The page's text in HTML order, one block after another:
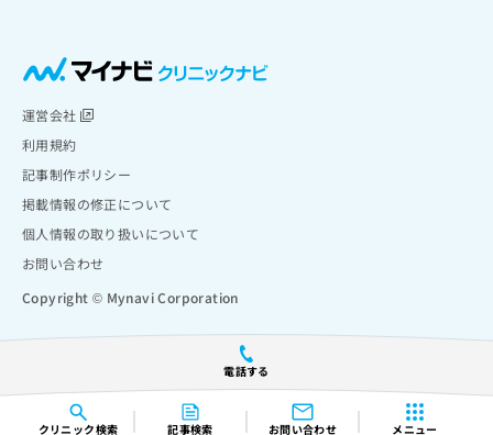
クリニック検索 記事検索 お問い合わせ メニュー
電話する
運営会社
利用規約
記事制作ポリシー
掲載情報の修正について
個人情報の取り扱いについて
お問い合わせ
Copyright © Mynavi Corporation